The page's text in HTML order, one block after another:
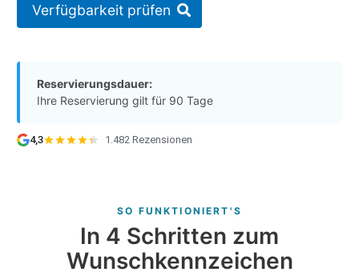
Verfügbarkeit prüfen
Reservierungsdauer:
Ihre Reservierung gilt für 90 Tage
4,3 · 1.482 Rezensionen
SO FUNKTIONIERT'S
In 4 Schritten zum
Wunschkennzeichen